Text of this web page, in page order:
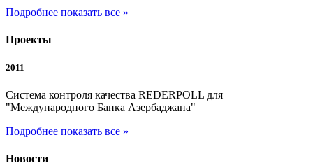
Подробнее показать все »
Проекты
2011
Система контроля качества REDERPOLL для
"Международного Банка Азербаджана"
Подробнее показать все »
Новости